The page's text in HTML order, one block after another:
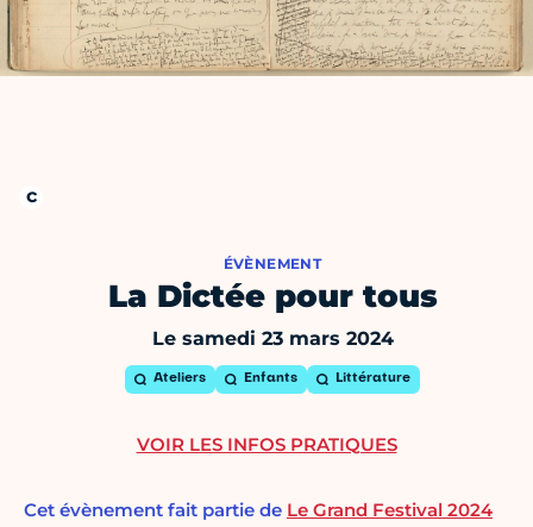
ÉVÈNEMENT
La Dictée pour tous
Le samedi 23 mars 2024
Ateliers Enfants Littérature
Cet évènement fait partie de Le Grand Festival 2024
VOIR LES INFOS PRATIQUES